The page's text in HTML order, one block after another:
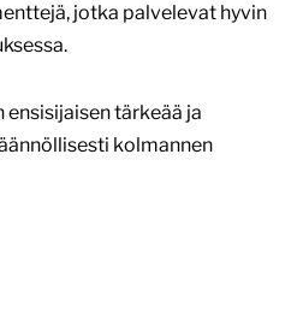
jotka palvelevat hyvin
tärkeää ja
kolmannen